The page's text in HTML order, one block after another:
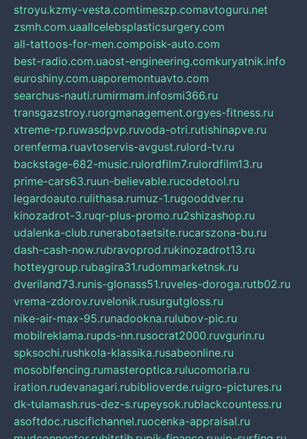
stroyu.kzmy-vesta.comtimeszp.comavtoguru.net
zsmh.com.uaallcelebsplasticsurgery.com
all-tattoos-for-men.compoisk-auto.com
best-radio.com.uaost-engineering.comkuryatnik.info
euroshiny.com.uaporemontuavto.com
searchus-nauti.rumirmam.infosmi366.ru
transgazstroy.ruorgmanagement.orgyes-fitness.ru
xtreme-rp.ruwasdpvp.ruvoda-otri.rutishinapve.ru
orenferma.ruavtoservis-avgust.rulord-tv.ru
backstage-682-music.rulordfilm7.rulordfilm13.ru
prime-cars63.ruun-believable.rucodetool.ru
legardoauto.rulithasa.rumuz-1.rugooddver.ru
kinozadrot-3.ruqr-plus-promo.ru2shizashop.ru
udalenka-club.runerabotaetsite.rucarszona-bu.ru
dash-cash-now.rubravoprod.rukinozadrot13.ru
hotteygroup.rubagira31.rudommarketnsk.ru
dveriland73.runis-glonass51.ruveles-doroga.rutb02.ru
vrema-zdorov.ruvelonik.rusurgutgloss.ru
nike-air-max-95.runadookna.rulubov-pic.ru
mobilreklama.rupds-nn.rusocrat2000.ruvgurin.ru
spksochi.rushkola-klassika.rusabeonline.ru
mosoblfencing.rumasteroptica.rulucomoria.ru
iration.rudevanagari.rubiblioverde.ruigro-pictures.ru
dk-tulamash.rus-dez-s.rupeysok.rublackcountess.ru
asoftdoc.ruscifichannel.ruocenka-appraisal.ru